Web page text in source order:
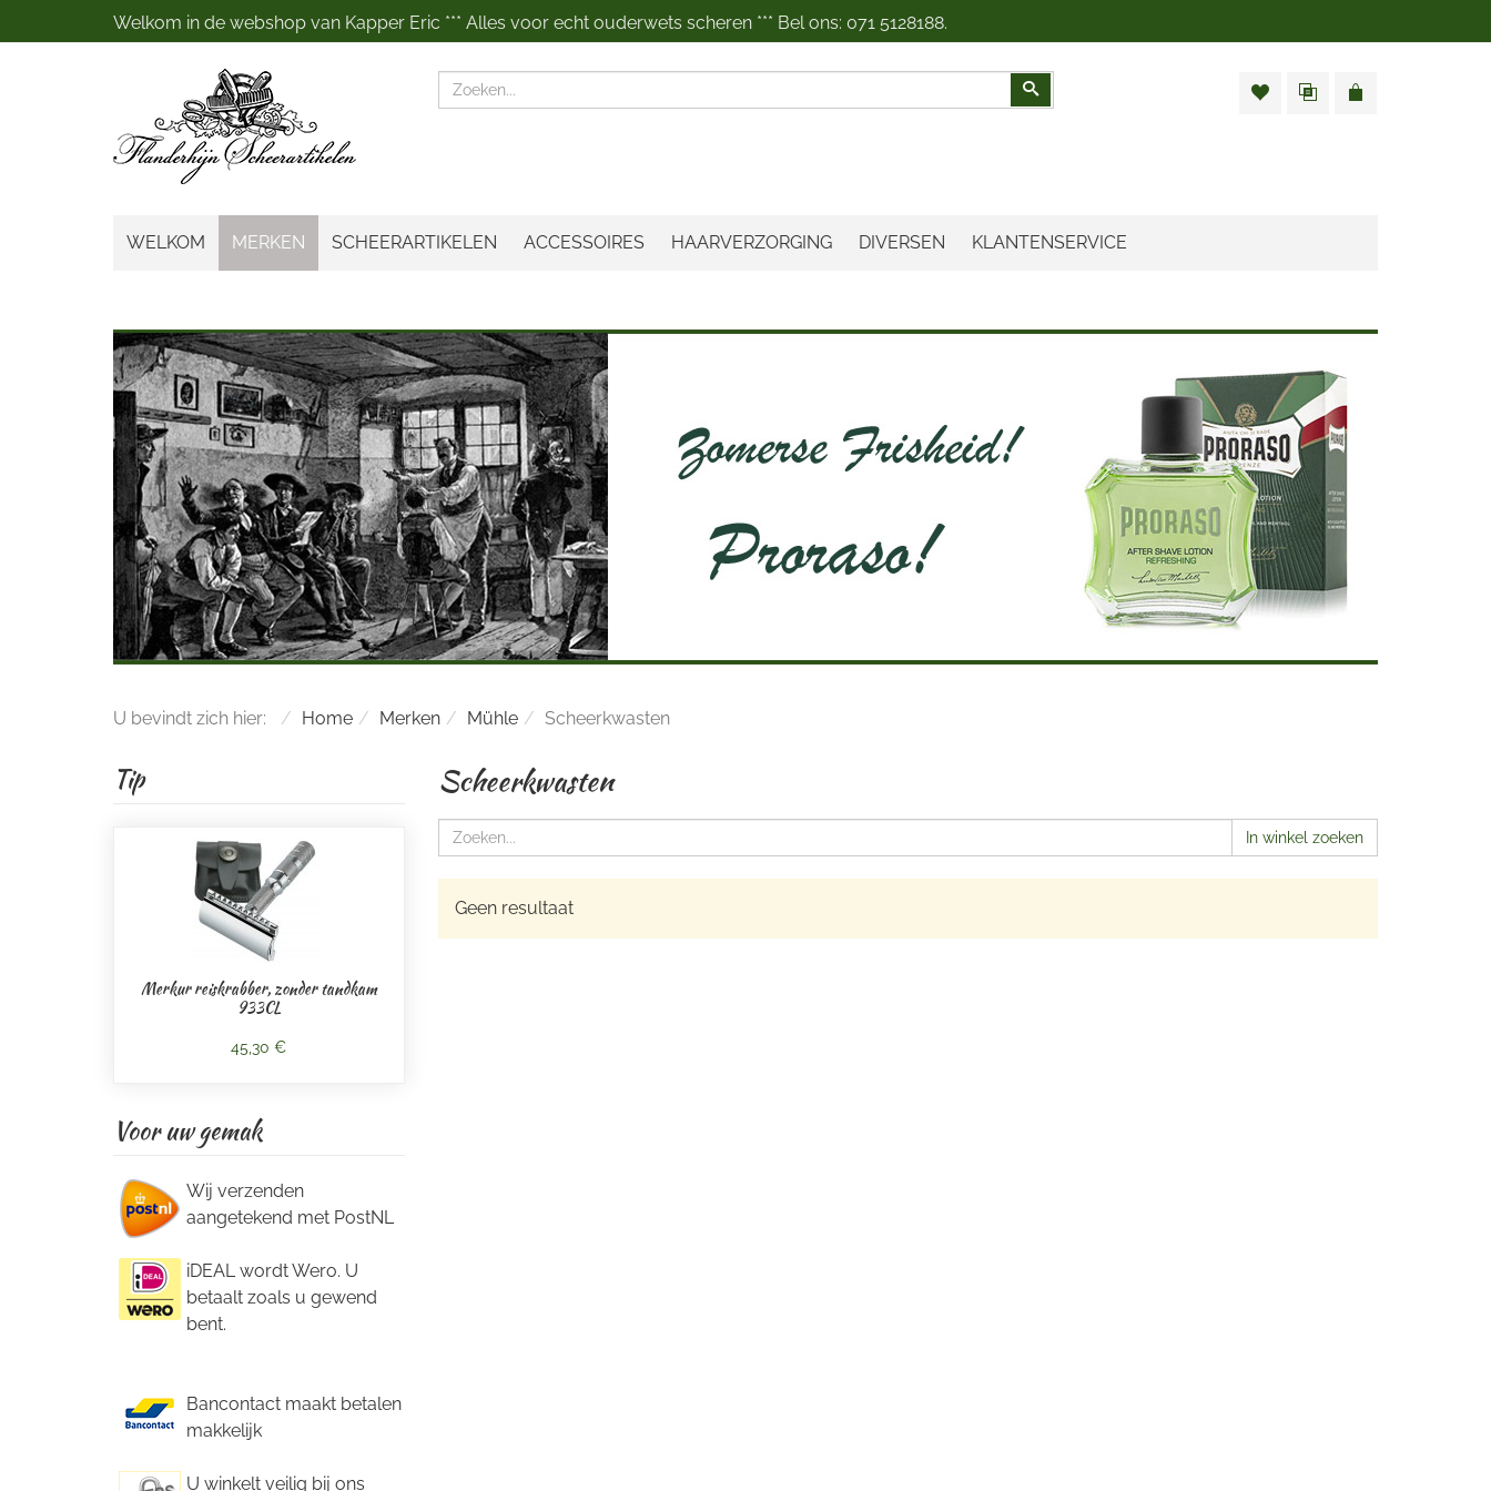
Welkom in de webshop van Kapper Eric *** Alles voor echt ouderwets scheren *** Bel ons: 071 5128188.
Zoeken
Zoeken
WELKOM MERKEN SCHEERARTIKELEN ACCESSOIRES HAARVERZORGING DIVERSEN KLANTENSERVICE
U bevindt zich hier: Home Merken Mühle Scheerkwasten
Scheerkwasten
In winkel zoeken
Geen resultaat
Tip
Merkur reiskrabber, zonder tandkam
933CL
45,30 €
Voor uw gemak
Wij verzenden
aangetekend met PostNL
iDEAL wordt Wero. U
betaalt zoals u gewend
bent.
Bancontact maakt betalen
makkelijk
U winkelt veilig bij ons